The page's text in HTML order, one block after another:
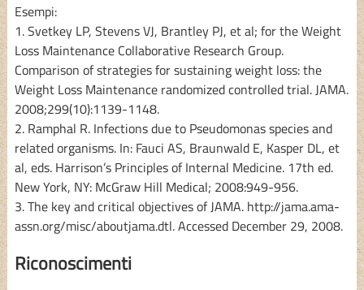
Esempi:
1. Svetkey LP, Stevens VJ, Brantley PJ, et al; for the Weight
Loss Maintenance Collaborative Research Group.
Comparison of strategies for sustaining weight loss: the
Weight Loss Maintenance randomized controlled trial. JAMA.
2008;299(10):1139-1148.
2. Ramphal R. Infections due to Pseudomonas species and
related organisms. In: Fauci AS, Braunwald E, Kasper DL, et
al, eds. Harrison’s Principles of Internal Medicine. 17th ed.
New York, NY: McGraw Hill Medical; 2008:949-956.
3. The key and critical objectives of JAMA. http://jama.ama-
assn.org/misc/aboutjama.dtl. Accessed December 29, 2008.
Riconoscimenti